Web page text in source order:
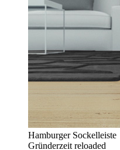
Hamburger Sockelleiste
Gründerzeit reloaded